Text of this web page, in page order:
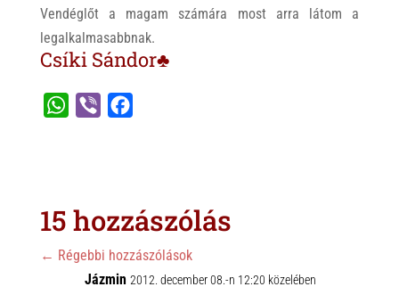
Vendéglőt a magam számára most arra látom a
legalkalmasabbnak.
Csíki Sándor♣
A
p
o
o
k
15 hozzászólás
← Régebbi hozzászólások
Jázmin 2012. december 08.-n 12:20 közelében